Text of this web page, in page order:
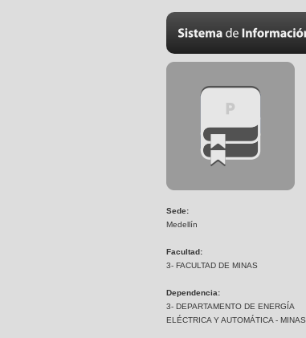
Sede:
Medellín
Facultad:
3- FACULTAD DE MINAS
Dependencia:
3- DEPARTAMENTO DE ENERGÍA
ELÉCTRICA Y AUTOMÁTICA - MINAS